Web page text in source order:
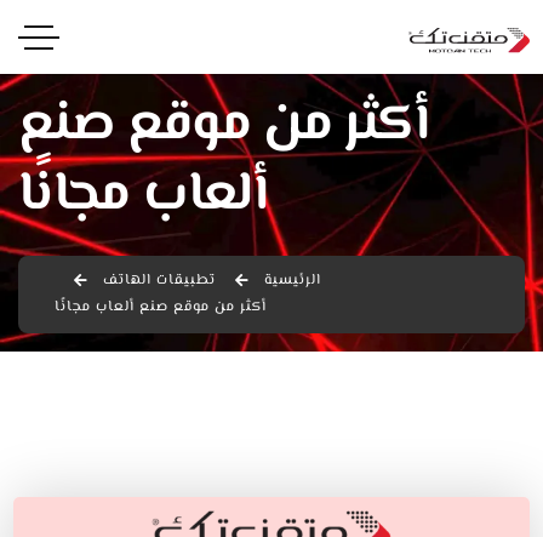
أكثر من موقع صنع
ألعاب مجانًا
الرئيسية
تطبيقات الهاتف
أكثر من موقع صنع ألعاب مجانًا